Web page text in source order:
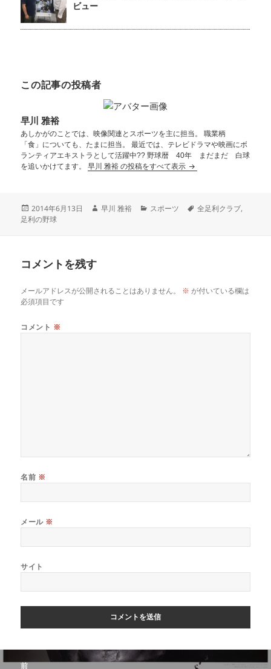
ビュー
この記事の投稿者
早川 雅裕
あしかがのことでは、映像関連とスポーツを主に担当。 職業柄
「食」についても、たまに担当。 最近では、テレビドラマや映画にボ
ランティアエキストラとして活躍中?? 野球暦 40年 まだまだ 白球
を追いかけてます。早川 雅裕 の投稿をすべて表示
2014年6月13日 早川 雅裕 スポーツ 全足利クラブ,
足利の野球
コメントを残す
メールアドレスが公開されることはありません。 ※ が付いている欄は
必須項目です
コメント ※
名前 ※
メール ※
サイト
前